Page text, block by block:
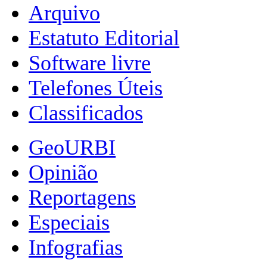
Arquivo
Estatuto Editorial
Software livre
Telefones Úteis
Classificados
GeoURBI
Opinião
Reportagens
Especiais
Infografias